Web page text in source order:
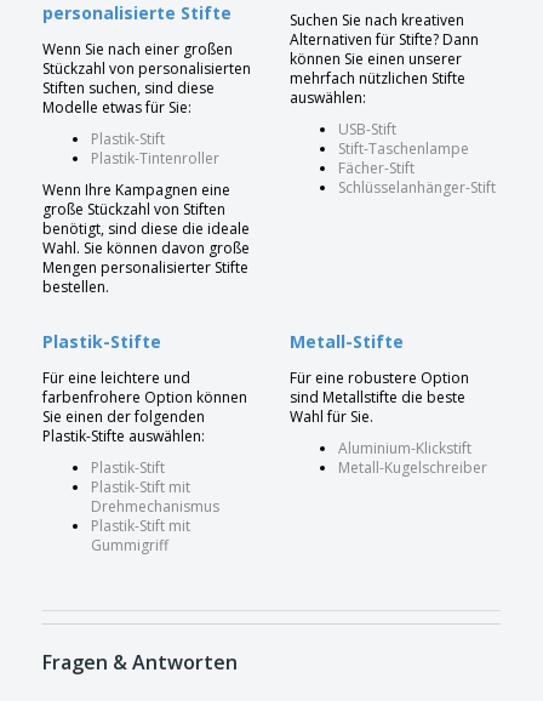
personalisierte Stifte
Wenn Sie nach einer großen
Stückzahl von personalisierten
Stiften suchen, sind diese
Modelle etwas für Sie:
Plastik-Stift
Plastik-Tintenroller
Wenn Ihre Kampagnen eine
große Stückzahl von Stiften
benötigt, sind diese die ideale
Wahl. Sie können davon große
Mengen personalisierter Stifte
bestellen.
Suchen Sie nach kreativen
Alternativen für Stifte? Dann
können Sie einen unserer
mehrfach nützlichen Stifte
auswählen:
USB-Stift
Stift-Taschenlampe
Fächer-Stift
Schlüsselanhänger-Stift
Plastik-Stifte
Für eine leichtere und
farbenfrohere Option können
Sie einen der folgenden
Plastik-Stifte auswählen:
Plastik-Stift
Plastik-Stift mit
Drehmechanismus
Plastik-Stift mit
Gummigriff
Metall-Stifte
Für eine robustere Option
sind Metallstifte die beste
Wahl für Sie.
Aluminium-Klickstift
Metall-Kugelschreiber
Fragen & Antworten